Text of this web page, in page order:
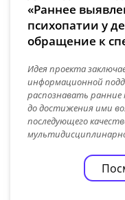
«Раннее
психопатии у
обращение к
Идея проекта
информационной
распознавать
до достижения ими
последующего